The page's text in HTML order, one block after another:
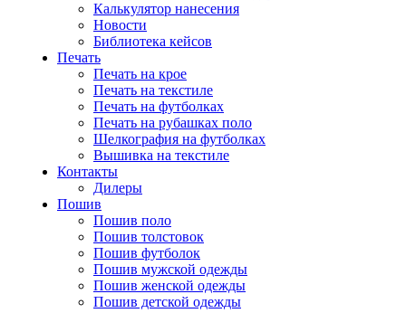
Калькулятор нанесения
Новости
Библиотека кейсов
Печать
Печать на крое
Печать на текстиле
Печать на футболках
Печать на рубашках поло
Шелкография на футболках
Вышивка на текстиле
Контакты
Дилеры
Пошив
Пошив поло
Пошив толстовок
Пошив футболок
Пошив мужской одежды
Пошив женской одежды
Пошив детской одежды